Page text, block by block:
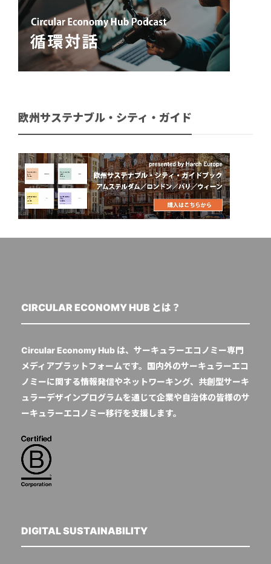
欧州サステナブル・シティ・ガイド
CIRCULAR ECONOMY HUB とは？
Circular Economy Hub は、サーキュラーエコノミー専門
メディアプラットフォームです。国内外のサーキュラーエコ
ノミーに関する情報発信やネットワーキング、共創型サーキ
ュラーデザインプログラムを通じて企業や自治体の皆様のサ
ーキュラーエコノミー移行を支援します。
DIGITAL SUSTAINABILITY